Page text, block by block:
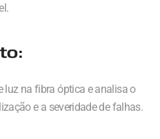
luz na fibra óptica e analisa o
e a severidade de falhas.